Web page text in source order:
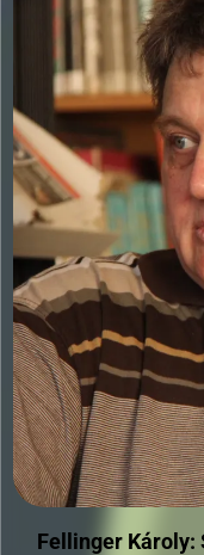
Fellinger Károly: